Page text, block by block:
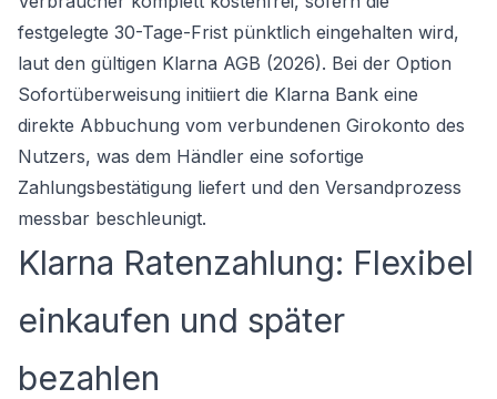
festgelegte 30-Tage-Frist pünktlich eingehalten wird,
laut den gültigen Klarna AGB (2026). Bei der Option
Sofortüberweisung initiiert die Klarna Bank eine
direkte Abbuchung vom verbundenen Girokonto des
Nutzers, was dem Händler eine sofortige
Zahlungsbestätigung liefert und den Versandprozess
messbar beschleunigt.
Klarna Ratenzahlung: Flexibel
einkaufen und später
bezahlen